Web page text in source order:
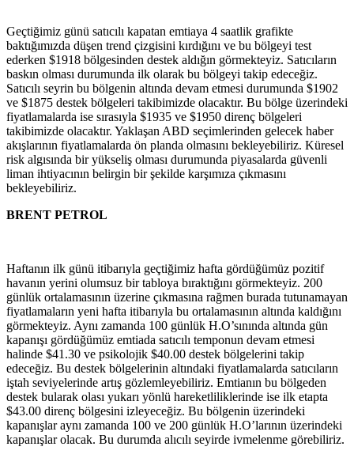
Geçtiğimiz günü satıcılı kapatan emtiaya 4 saatlik grafikte
baktığımızda düşen trend çizgisini kırdığını ve bu bölgeyi test
ederken $1918 bölgesinden destek aldığın görmekteyiz. Satıcıların
baskın olması durumunda ilk olarak bu bölgeyi takip edeceğiz.
Satıcılı seyrin bu bölgenin altında devam etmesi durumunda $1902
ve $1875 destek bölgeleri takibimizde olacaktır. Bu bölge üzerindeki
fiyatlamalarda ise sırasıyla $1935 ve $1950 direnç bölgeleri
takibimizde olacaktır. Yaklaşan ABD seçimlerinden gelecek haber
akışlarının fiyatlamalarda ön planda olmasını bekleyebiliriz. Küresel
risk algısında bir yükseliş olması durumunda piyasalarda güvenli
liman ihtiyacının belirgin bir şekilde karşımıza çıkmasını
bekleyebiliriz.
BRENT PETROL
Haftanın ilk günü itibarıyla geçtiğimiz hafta gördüğümüz pozitif
havanın yerini olumsuz bir tabloya bıraktığını görmekteyiz. 200
günlük ortalamasının üzerine çıkmasına rağmen burada tutunamayan
fiyatlamaların yeni hafta itibarıyla bu ortalamasının altında kaldığını
görmekteyiz. Aynı zamanda 100 günlük H.O’sınında altında gün
kapanışı gördüğümüz emtiada satıcılı temponun devam etmesi
halinde $41.30 ve psikolojik $40.00 destek bölgelerini takip
edeceğiz. Bu destek bölgelerinin altındaki fiyatlamalarda satıcıların
iştah seviyelerinde artış gözlemleyebiliriz. Emtianın bu bölgeden
destek bularak olası yukarı yönlü hareketliliklerinde ise ilk etapta
$43.00 direnç bölgesini izleyeceğiz. Bu bölgenin üzerindeki
kapanışlar aynı zamanda 100 ve 200 günlük H.O’larının üzerindeki
kapanışlar olacak. Bu durumda alıcılı seyirde ivmelenme görebiliriz.